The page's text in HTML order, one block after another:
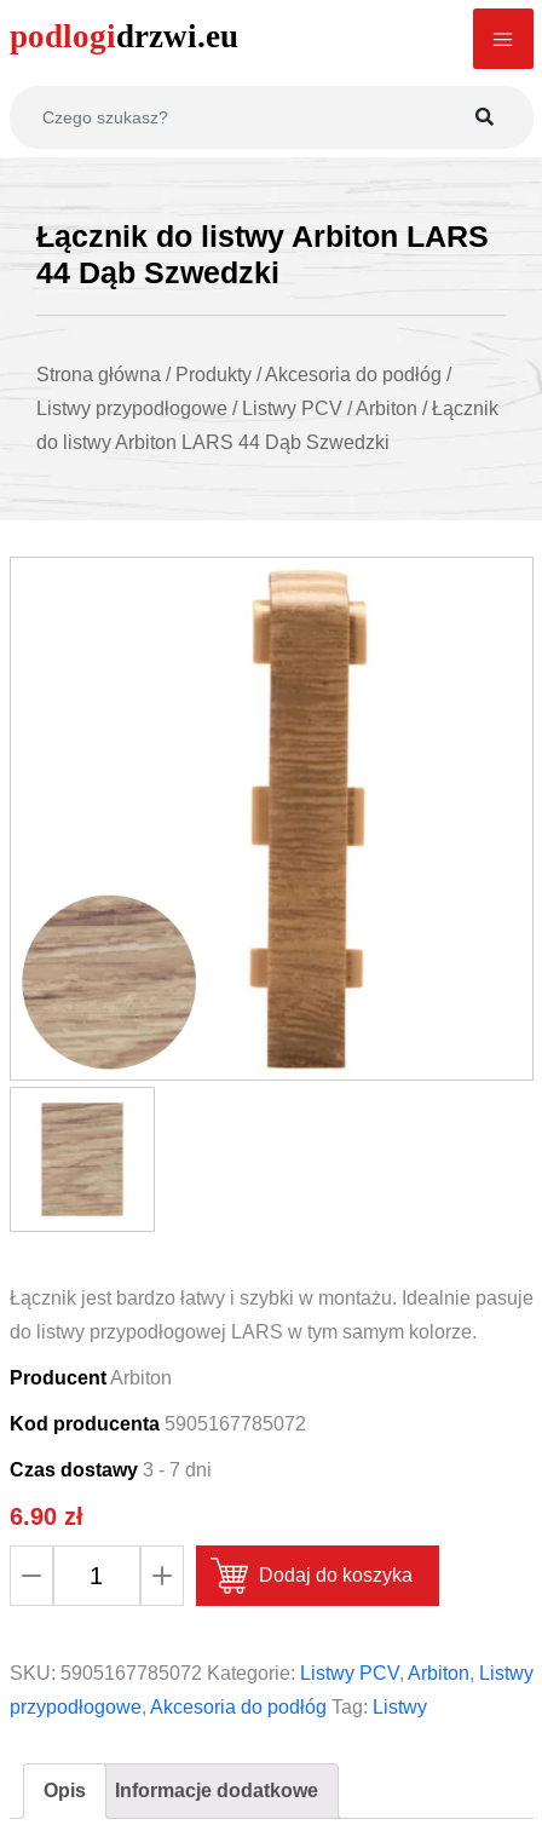
Łącznik do listwy Arbiton LARS
44 Dąb Szwedzki
Strona główna / Produkty /Akcesoria do podłóg /
Listwy przypodłogowe / Listwy PCV /Arbiton /Łącznik
do listwy Arbiton LARS 44 Dąb Szwedzki
Łącznik jest bardzo łatwy i szybki w montażu. Idealnie pasuje
do listwy przypodłogowej LARS w tym samym kolorze.
Producent Arbiton
Kod producenta 5905167785072
Czas dostawy 3 - 7 dni
6.90 zł
listwy
44
Dąb
Dodaj do koszyka
SKU: 5905167785072 Kategorie: Listwy PCV, Arbiton, Listwy
przypodłogowe, Akcesoria do podłóg Tag: Listwy
Opis Informacje dodatkowe